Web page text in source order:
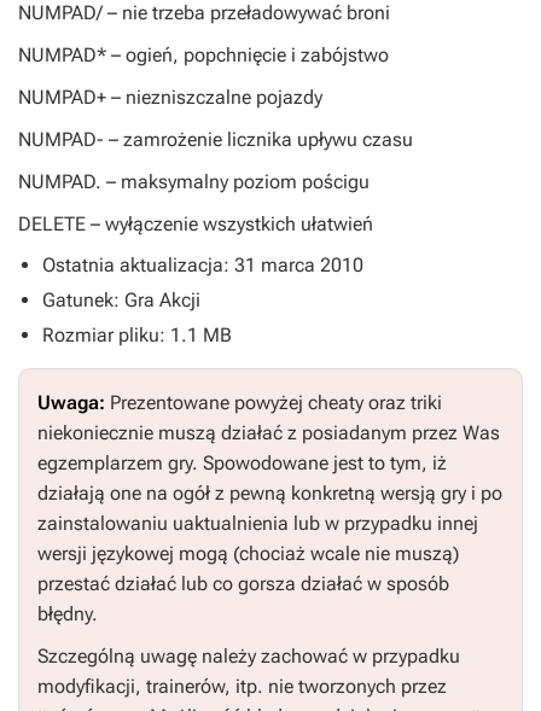
NUMPAD/ – nie trzeba przeładowywać broni
NUMPAD* – ogień, popchnięcie i zabójstwo
NUMPAD+ – niezniszczalne pojazdy
NUMPAD- – zamrożenie licznika upływu czasu
NUMPAD. – maksymalny poziom pościgu
DELETE – wyłączenie wszystkich ułatwień
Ostatnia aktualizacja: 31 marca 2010
Gatunek: Gra Akcji
Rozmiar pliku: 1.1 MB
Uwaga: Prezentowane powyżej cheaty oraz triki
niekoniecznie muszą działać z posiadanym przez Was
egzemplarzem gry. Spowodowane jest to tym, iż
działają one na ogół z pewną konkretną wersją gry i po
zainstalowaniu uaktualnienia lub w przypadku innej
wersji językowej mogą (chociaż wcale nie muszą)
przestać działać lub co gorsza działać w sposób
błędny.
Szczególną uwagę należy zachować w przypadku
modyfikacji, trainerów, itp. nie tworzonych przez